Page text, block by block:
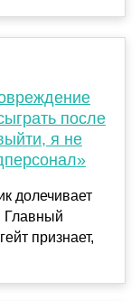
после
я не
долечивает
Главный
признает,